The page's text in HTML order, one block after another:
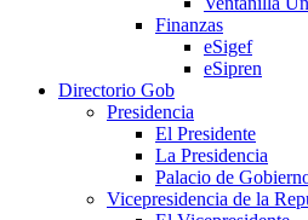
Finanzas
eSigef
eSipren
Directorio Gob
Presidencia
El Presidente
La Presidencia
Palacio de
Vicepresidencia de la